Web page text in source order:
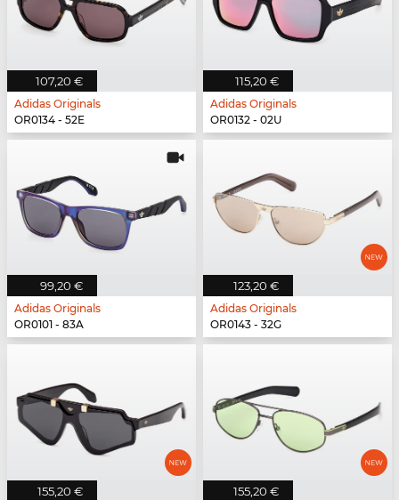
107,20 €
Adidas Originals
OR0134 - 52E
115,20 €
Adidas Originals
OR0132 - 02U
99,20 €
Adidas Originals
OR0101 - 83A
123,20 €
Adidas Originals
OR0143 - 32G
155,20 € 155,20 €